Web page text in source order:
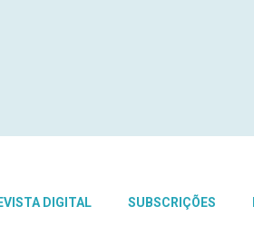
DIGITAL SUBSCRIÇÕES